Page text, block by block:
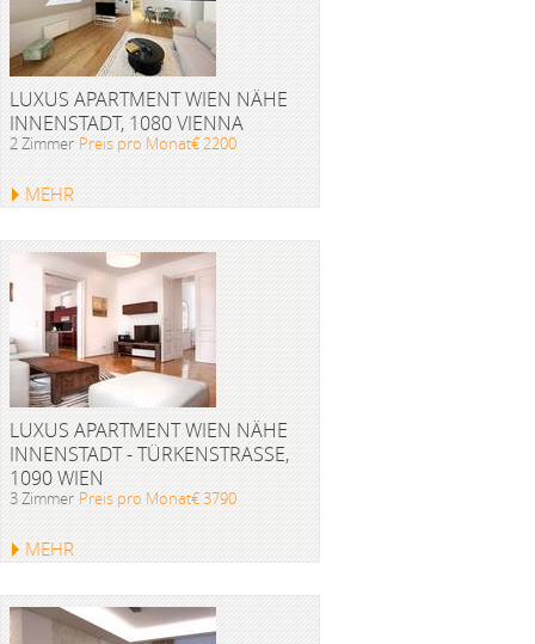
LUXUS APARTMENT WIEN NÄHE
INNENSTADT, 1080 VIENNA
2 Zimmer Preis pro Monat€ 2200
MEHR
LUXUS APARTMENT WIEN NÄHE
INNENSTADT - TÜRKENSTRASSE, 1
090 WIEN
3 Zimmer Preis pro Monat€ 3790
MEHR